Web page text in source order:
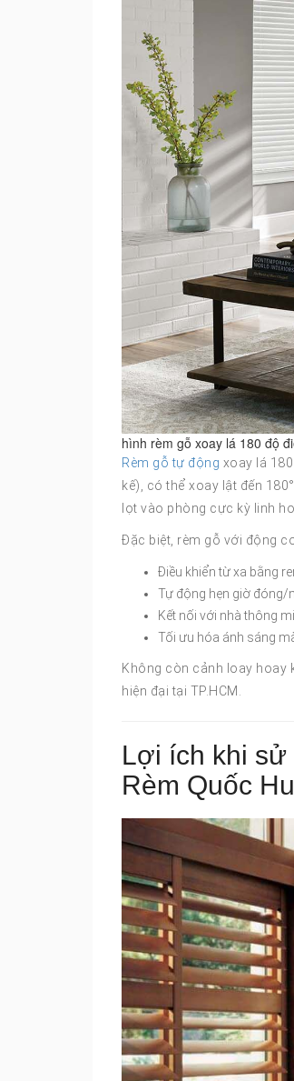
hình rèm gỗ xoay lá 180 độ
Rèm gỗ tự động xoay lá
kế), có thể xoay lật đến
lọt vào phòng cực kỳ linh
Đặc biệt, rèm gỗ với động
Điều khiển từ xa bằng
Tự động hẹn giờ đóng/
Kết nối với nhà thông
Tối ưu hóa ánh sáng
Không còn cảnh loay hoay
hiện đại tại TP.HCM.
Lợi ích khi sử
Rèm Quốc